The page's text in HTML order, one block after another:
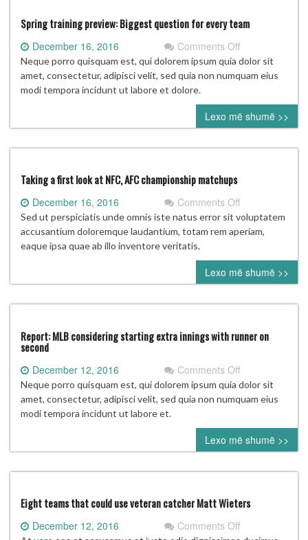
Spring training preview: Biggest question for every team
December 16, 2016 Comments Offon
Spring
training
Biggest
question
for
every
Neque porro quisquam est, qui dolorem ipsum quia dolor sit
amet, consectetur, adipisci velit, sed quia non numquam eius
modi tempora incidunt ut labore et dolore.
Lexo më shumë >>
Taking a first look at NFC, AFC championship matchups
December 16, 2016 Comments Offon
Taking
a
look
at
NFC,
AFC
matchups
Sed ut perspiciatis unde omnis iste natus error sit voluptatem
accusantium doloremque laudantium, totam rem aperiam,
eaque ipsa quae ab illo inventore veritatis.
Lexo më shumë >>
Report: MLB considering starting extra innings with runner on
second
December 12, 2016 Comments Offon
Report:
MLB
starting
extra
innings
with
on
Neque porro quisquam est, qui dolorem ipsum quia dolor sit
amet, consectetur, adipisci velit, sed quia non numquam eius
modi tempora incidunt ut labore et.
Lexo më shumë >>
Eight teams that could use veteran catcher Matt Wieters
December 12, 2016 Comments Offon